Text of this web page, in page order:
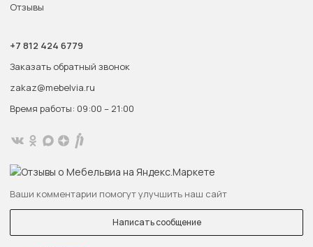
Отзывы
+7 812 424 6779
Заказать обратный звонок
zakaz@mebelvia.ru
Время работы: 09:00 – 21:00
Ваши комментарии помогут улучшить наш сайт
Написать сообщение